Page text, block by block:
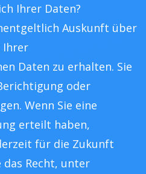
Ihrer Daten?
Auskunft über
Ihrer
Daten zu erhalten. Sie
oder
Wenn Sie eine
erteilt haben,
für die Zukunft
Recht, unter